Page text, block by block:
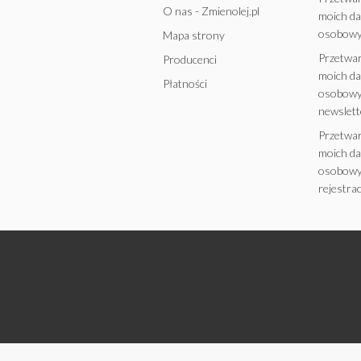
O nas - Zmienolej.pl
Mapa strony
Producenci
Płatności
moich
moich
moich